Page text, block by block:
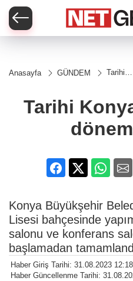
Anasayfa GÜNDEM
Tarihi
döneme
hazır
Tarihi
Konya Büyükşehir
Lisesi bahçesinde
salonu ve konferans
başlamadan
Haber Giriş Tarihi: 31.08.2023 12:18
Haber Güncellenme Tarihi: